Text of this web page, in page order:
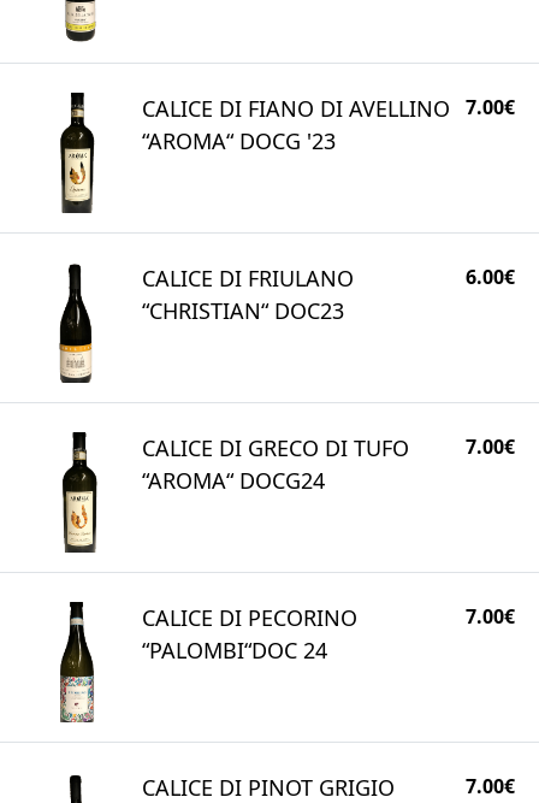
CALICE DI FIANO DI AVELLINO
“AROMA“ DOCG '23
7.00€
CALICE DI FRIULANO
“CHRISTIAN“ DOC23
6.00€
CALICE DI GRECO DI TUFO
“AROMA“ DOCG24
7.00€
CALICE DI PECORINO
“PALOMBI“DOC 24
7.00€
CALICE DI PINOT GRIGIO
7.00€